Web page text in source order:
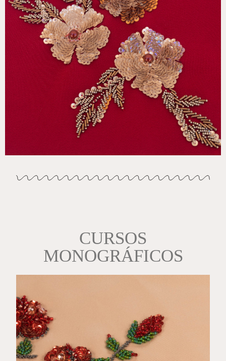
€149,00
CURSOS
MONOGRÁFICOS
€43,00